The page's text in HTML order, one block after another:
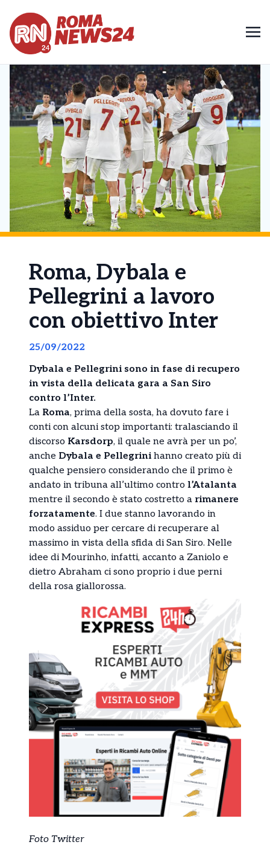
Roma, Dybala e
Pellegrini a lavoro
con obiettivo Inter
25/09/2022
Dybala e Pellegrini sono in fase di recupero
in vista della delicata gara a San Siro
contro l’Inter.
La Roma, prima della sosta, ha dovuto fare i
conti con alcuni stop importanti: tralasciando il
discorso Karsdorp, il quale ne avrà per un po’,
anche Dybala e Pellegrini hanno creato più di
qualche pensiero considerando che il primo è
andato in tribuna all’ultimo contro l’Atalanta
mentre il secondo è stato costretto a rimanere
forzatamente. I due stanno lavorando in
modo assiduo per cercare di recuperare al
massimo in vista della sfida di San Siro. Nelle
idee di Mourinho, infatti, accanto a Zaniolo e
dietro Abraham ci sono proprio i due perni
della rosa giallorossa.
Foto Twitter